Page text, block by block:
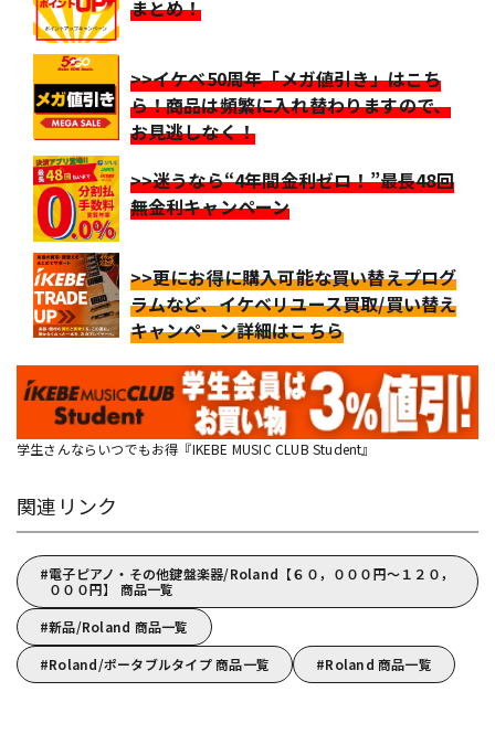
まとめ！
>>イケベ50周年「メガ値引き」はこち
ら！商品は頻繁に入れ替わりますので、
お見逃しなく！
>>迷うなら“4年間金利ゼロ！”最長48回
無金利キャンペーン
>>更にお得に購入可能な買い替えプログ
ラムなど、イケベリユース買取/買い替え
キャンペーン詳細はこちら
学生さんならいつでもお得『IKEBE MUSIC CLUB Student』
関連リンク
電子ピアノ・その他鍵盤楽器/Roland【６０，０００円～１２０，
０００円】 商品一覧
新品/Roland 商品一覧
Roland/ポータブルタイプ 商品一覧
Roland 商品一覧